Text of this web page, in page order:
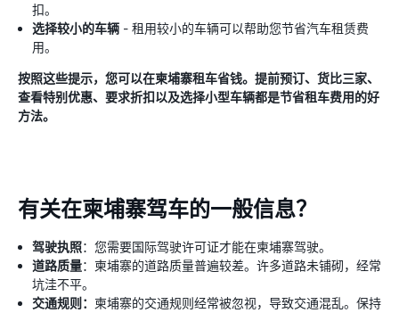
扣。
选择较小的车辆 - 租用较小的车辆可以帮助您节省汽车租赁费
用。
按照这些提示，您可以在柬埔寨租车省钱。提前预订、货比三家、
查看特别优惠、要求折扣以及选择小型车辆都是节省租车费用的好
方法。
有关在柬埔寨驾车的一般信息？
驾驶执照：您需要国际驾驶许可证才能在柬埔寨驾驶。
道路质量：柬埔寨的道路质量普遍较差。许多道路未铺砌，经常
坑洼不平。
交通规则： 柬埔寨的交通规则经常被忽视，导致交通混乱。保持